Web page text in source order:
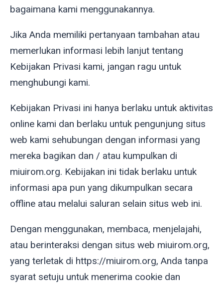
bagaimana kami menggunakannya.
Jika Anda memiliki pertanyaan tambahan atau
memerlukan informasi lebih lanjut tentang
Kebijakan Privasi kami, jangan ragu untuk
menghubungi kami.
Kebijakan Privasi ini hanya berlaku untuk aktivitas
online kami dan berlaku untuk pengunjung situs
web kami sehubungan dengan informasi yang
mereka bagikan dan / atau kumpulkan di
miuirom.org. Kebijakan ini tidak berlaku untuk
informasi apa pun yang dikumpulkan secara
offline atau melalui saluran selain situs web ini.
Dengan menggunakan, membaca, menjelajahi,
atau berinteraksi dengan situs web miuirom.org,
yang terletak di https://miuirom.org, Anda tanpa
syarat setuju untuk menerima cookie dan